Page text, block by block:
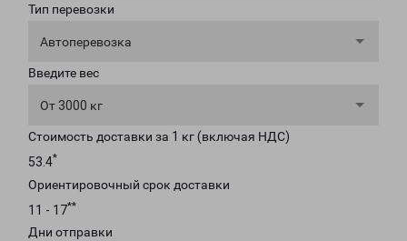
Тип перевозки
Автоперевозка
Введите вес
От 3000 кг
Стоимость доставки за 1 кг (включая НДС)
53.4*
Ориентировочный срок доставки
11 - 17**
Дни отправки